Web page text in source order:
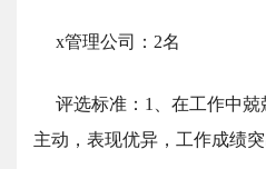
x管理公司：2名
评选标准：1、在工作中兢
主动，表现优异，工作成绩突